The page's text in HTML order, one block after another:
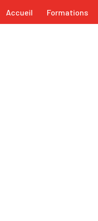
Accueil Formations